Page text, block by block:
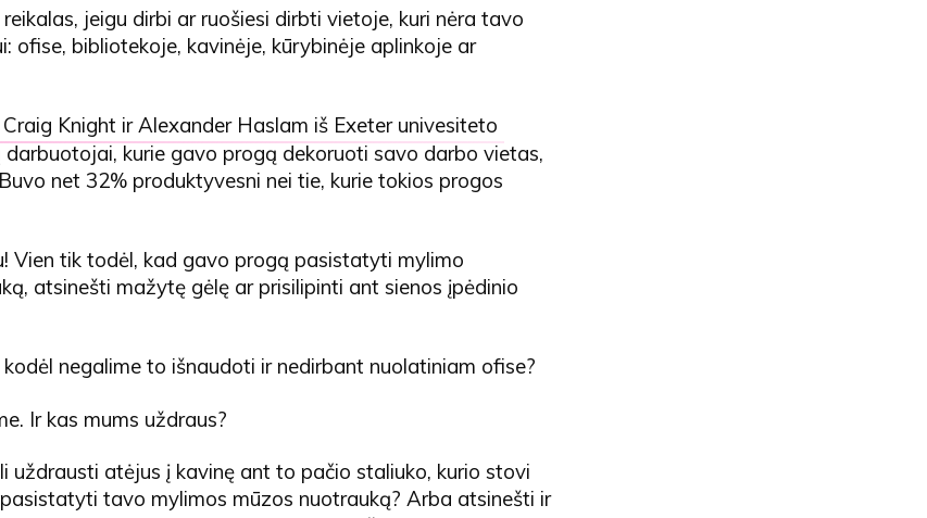
jeigu dirbi ar ruošiesi dirbti vietoje, kuri nėra tavo
ofise, bibliotekoje, kavinėje, kūrybinėje aplinkoje ar
Knight ir Alexander Haslam iš Exeter univesiteto
kurie gavo progą dekoruoti savo darbo vietas,
net 32% produktyvesni nei tie, kurie tokios progos
Vien tik todėl, kad gavo progą pasistatyti mylimo
atsinešti mažytę gėlę ar prisilipinti ant sienos įpėdinio
negalime to išnaudoti ir nedirbant nuolatiniam ofise?
Ir kas mums uždraus?
uždrausti atėjus į kavinę ant to pačio staliuko, kurio stovi
tavo mylimos mūzos nuotrauką? Arba atsinešti ir